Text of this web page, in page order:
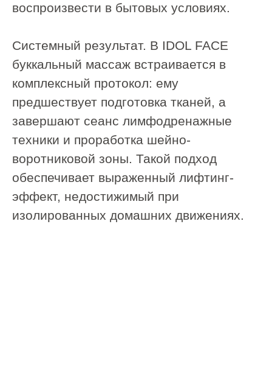
контроля и невысказанных слов.
Буккальный массаж работает не
только с телом, но и с эмоциональным
Он подойдет вам, если:
Вы чувствуете, что постоянно
сдерживаете себя, «держите лицо»;
Есть привычка стискивать зубы в
Вы хотите не только улучшить
внешность, но и снять
Ищете практику для глубокого